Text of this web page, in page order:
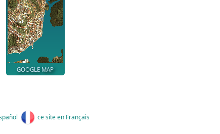
GOOGLE MAP
ce site en Français